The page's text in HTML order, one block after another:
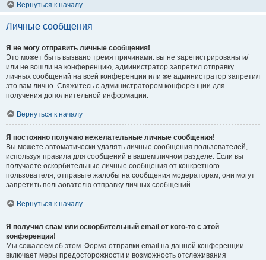
Вернуться к началу
Личные сообщения
Я не могу отправить личные сообщения!
Это может быть вызвано тремя причинами: вы не зарегистрированы и/
или не вошли на конференцию, администратор запретил отправку
личных сообщений на всей конференции или же администратор запретил
это вам лично. Свяжитесь с администратором конференции для
получения дополнительной информации.
Вернуться к началу
Я постоянно получаю нежелательные личные сообщения!
Вы можете автоматически удалять личные сообщения пользователей,
используя правила для сообщений в вашем личном разделе. Если вы
получаете оскорбительные личные сообщения от конкретного
пользователя, отправьте жалобы на сообщения модераторам; они могут
запретить пользователю отправку личных сообщений.
Вернуться к началу
Я получил спам или оскорбительный email от кого-то с этой
конференции!
Мы сожалеем об этом. Форма отправки email на данной конференции
включает меры предосторожности и возможность отслеживания